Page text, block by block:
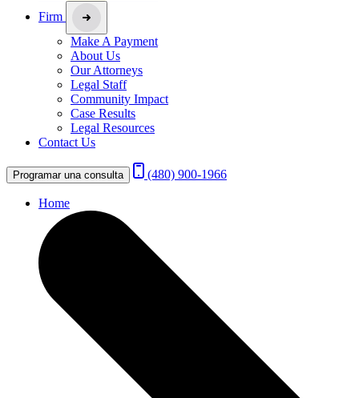
Firm
Make A Payment
About Us
Our Attorneys
Legal Staff
Community Impact
Case Results
Legal Resources
Contact Us
Programar una consulta (480) 900-1966
Home